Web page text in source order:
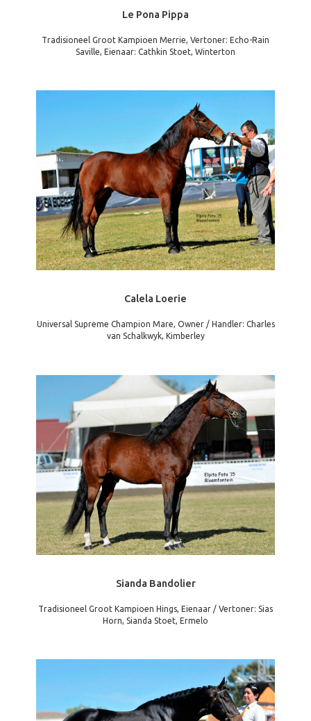
Le Pona Pippa
Tradisioneel Groot Kampioen Merrie, Vertoner: Echo-Rain
Saville, Eienaar: Cathkin Stoet, Winterton
Calela Loerie
Universal Supreme Champion Mare, Owner / Handler: Charles
van Schalkwyk, Kimberley
Sianda Bandolier
Tradisioneel Groot Kampioen Hings, Eienaar / Vertoner: Sias
Horn, Sianda Stoet, Ermelo